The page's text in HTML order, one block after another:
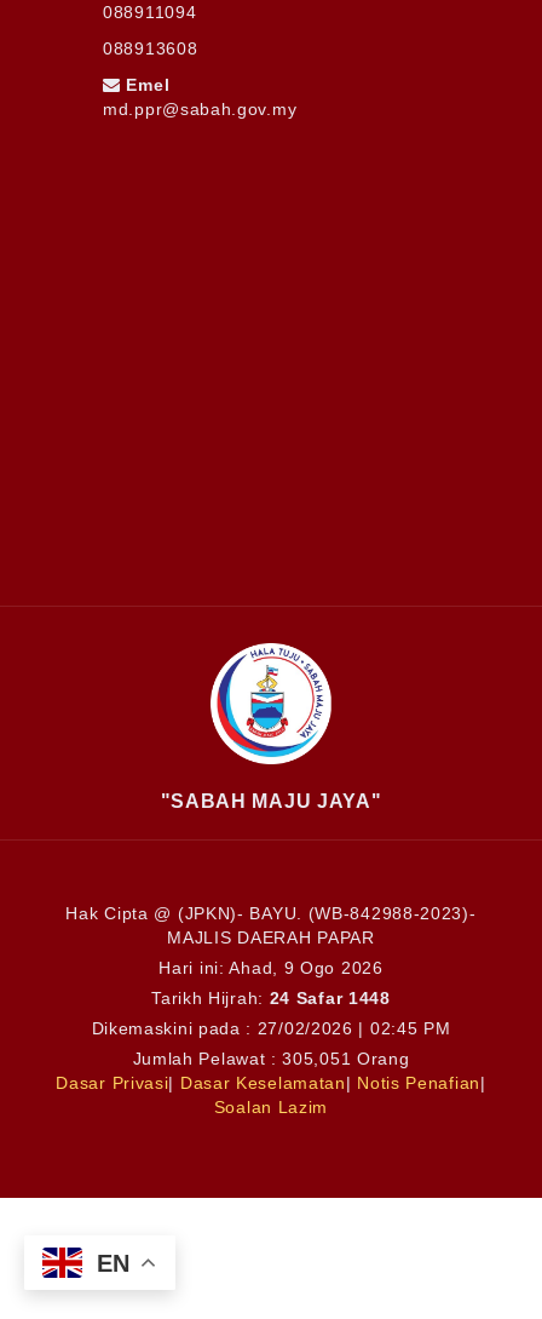
EN
088911094
088913608
Emel
md.ppr@sabah.gov.my
"SABAH MAJU JAYA"
Hak Cipta @ (JPKN)- BAYU. (WB-842988-2023)-
MAJLIS DAERAH PAPAR
Hari ini:Ahad, 9 Ogo 2026
Tarikh Hijrah: 24 Safar 1448
Dikemaskini pada : 27/02/2026 | 02:45 PM
Jumlah Pelawat : 305,051 Orang
Dasar Privasi| Dasar Keselamatan| Notis Penafian|
Soalan Lazim